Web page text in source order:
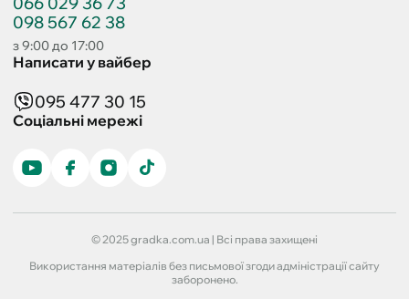
098 567 62 38
з 9:00 до 17:00
Написати у вайбер
095 477 30 15
Соціальні мережі
© 2025 gradka.com.ua | Всі права захищені
Використання матеріалів без письмової згоди адміністрації сайту
заборонено.